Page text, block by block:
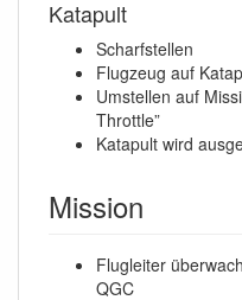
Katapult
Scharfstellen
Flugzeug auf
Umstellen auf
Throttle”
Katapult wird
Mission
Flugleiter
QGC